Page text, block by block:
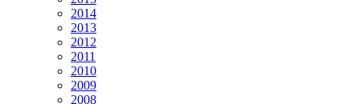
2014
2013
2012
2011
2010
2009
2008